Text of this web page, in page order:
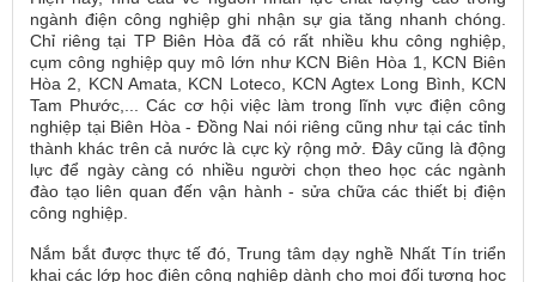
ngành điện công nghiệp ghi nhận sự gia tăng nhanh chóng.
Chỉ riêng tại TP Biên Hòa đã có rất nhiều khu công nghiệp,
cụm công nghiệp quy mô lớn như KCN Biên Hòa 1, KCN Biên
Hòa 2, KCN Amata, KCN Loteco, KCN Agtex Long Bình, KCN
Tam Phước,... Các cơ hội việc làm trong lĩnh vực điện công
nghiệp tại Biên Hòa - Đồng Nai nói riêng cũng như tại các tỉnh
thành khác trên cả nước là cực kỳ rộng mở. Đây cũng là động
lực để ngày càng có nhiều người chọn theo học các ngành
đào tạo liên quan đến vận hành - sửa chữa các thiết bị điện
công nghiệp.
Nắm bắt được thực tế đó, Trung tâm dạy nghề Nhất Tín triển
khai các lớp học điện công nghiệp dành cho mọi đối tượng học